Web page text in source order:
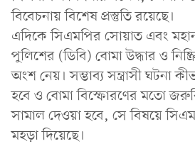
বিবেচনায় বিশেষ প্রস্তুতি রয়েছে।
এদিকে সিএমপির সোয়াত এবং
পুলিশের (ডিবি) বোমা উদ্ধার ও
অংশ নেয়। সম্ভাব্য সন্ত্রাসী ঘটনা
হবে ও বোমা বিস্ফোরণের মতো
সামাল দেওয়া হবে, সে বিষয়ে
মহড়া দিয়েছে।